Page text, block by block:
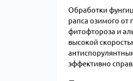
Обработки
рапса озимого от
фитофтороза и
высокой
эффективно